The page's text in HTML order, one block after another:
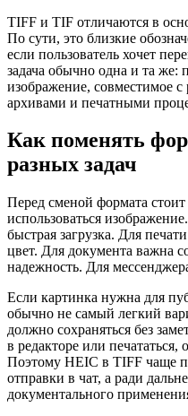
TIFF и TIF отличаются в
По сути, это близкие
если пользователь хочет
задача обычно одна и та же:
изображение, совместимое
архивами и печатными
Как поменять
разных задач
Перед сменой формата стоит
использоваться
быстрая загрузка. Для
цвет. Для документа важна
надежность. Для
Если картинка нужна для
обычно не самый легкий
должно сохраняться без
в редакторе или
Поэтому HEIC в TIFF чаще
отправки в чат, а ради
документального